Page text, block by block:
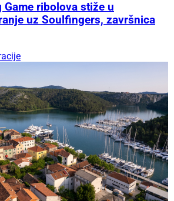
Game ribolova stiže u
uz Soulfingers, završnica